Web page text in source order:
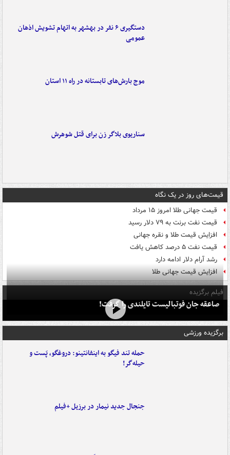
دستگیری ۶ نفر در بهشهر به اتهام تشویش اذهان
عمومی
موج بارش‌های تابستانه در راه ۱۱ استان
سناریوی بلاگر زن برای قتل شوهرش
قیمت‌های روز در یک نگاه
قیمت جهانی طلا امروز ۱۵ مرداد
قیمت نفت برنت به ۷۹ دلار رسید
افزایش قیمت طلا و نقره جهانی
قیمت نفت ۵ درصد کاهش یافت
رشد آرام دلار ادامه دارد
افزایش قیمت جهانی طلا
فیلم برگزیده
صاعقه جان فوتبالیست تایلندی را گرفت!
برگزیده ورزشی
حمله تند فیگو به اینفانتینو: دروغگو، پَست‌ و
حیله‌گر!
جنجال جدید نیمار در برزیل +فیلم